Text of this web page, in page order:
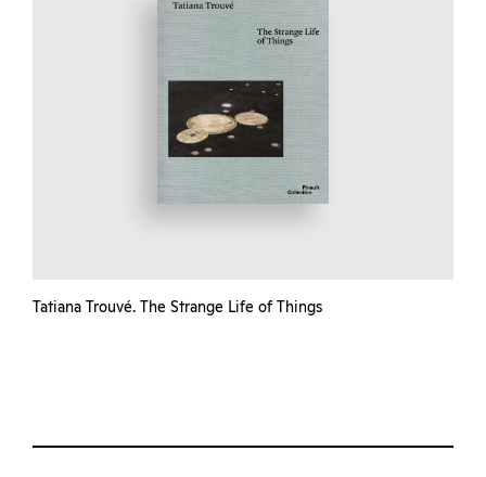
Tatiana Trouvé. The Strange Life of Things